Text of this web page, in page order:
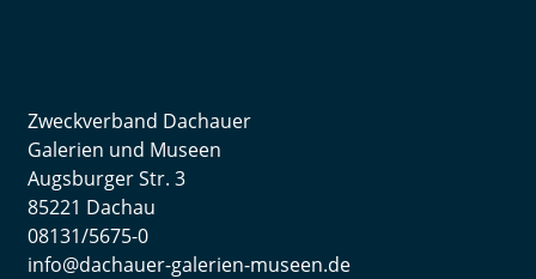
Zweckverband Dachauer
Galerien und Museen
Augsburger Str. 3
85221 Dachau
08131/5675-0
info@dachauer-galerien-museen.de